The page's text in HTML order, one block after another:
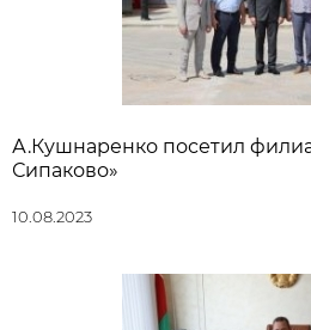
А.Кушнаренко посетил
Сипаково»
10.08.2023